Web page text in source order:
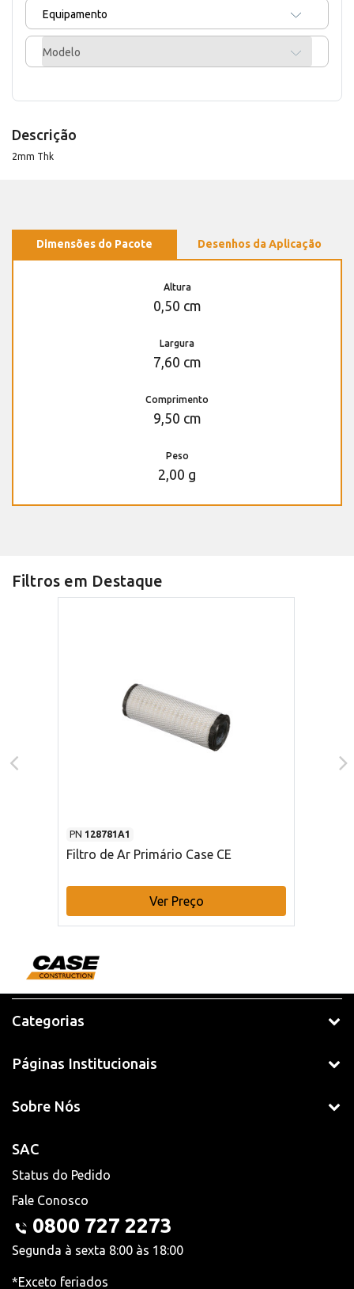
Equipamento
Modelo
Descrição
2mm Thk
Dimensões do Pacote Desenhos da Aplicação
Altura
0,50 cm
Largura
7,60 cm
Comprimento
9,50 cm
Peso
2,00 g
Filtros em Destaque
PN 128781A1
Filtro de Ar Primário Case CE
Ver Preço
Categorias
Páginas Institucionais
Sobre Nós
SAC
Status do Pedido
Fale Conosco
0800 727 2273
Segunda à sexta 8:00 às 18:00
*Exceto feriados